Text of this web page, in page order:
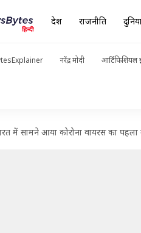
देश राजनीति
नरेंद्र मोदी
में सामने आया कोरोना वायरस का